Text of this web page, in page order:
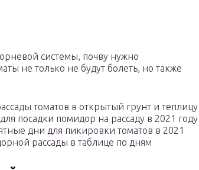
системы, почву нужно
не только не будут болеть, но также
томатов в открытый грунт и теплицу
посадки помидор на рассаду в 2021 году
дни для пикировки томатов в 2021
рассады в таблице по дням